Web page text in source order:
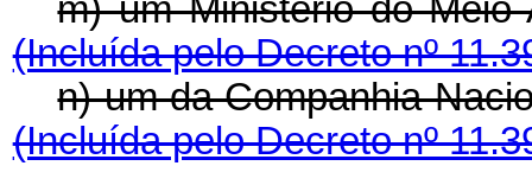
m) um Ministério do
(Incluída pelo Decreto nº
n) um da Companhia
(Incluída pelo Decreto nº